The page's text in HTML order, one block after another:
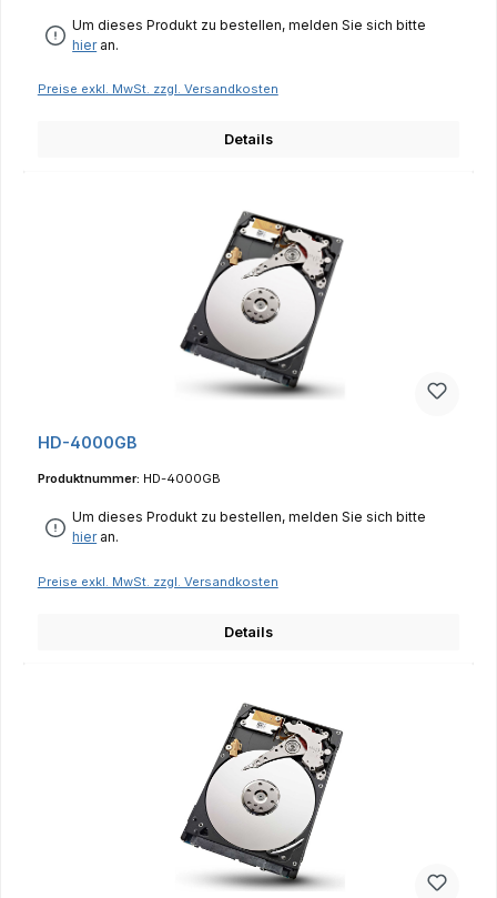
Um dieses Produkt zu bestellen, melden Sie sich bitte
hieran.
Preise exkl. MwSt. zzgl. Versandkosten
Details
HD-4000GB
Produktnummer: HD-4000GB
Um dieses Produkt zu bestellen, melden Sie sich bitte
hieran.
Preise exkl. MwSt. zzgl. Versandkosten
Details